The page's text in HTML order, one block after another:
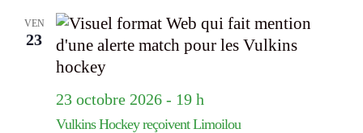
VEN
23
23 octobre 2026 - 19 h
Vulkins Hockey reçoivent Limoilou